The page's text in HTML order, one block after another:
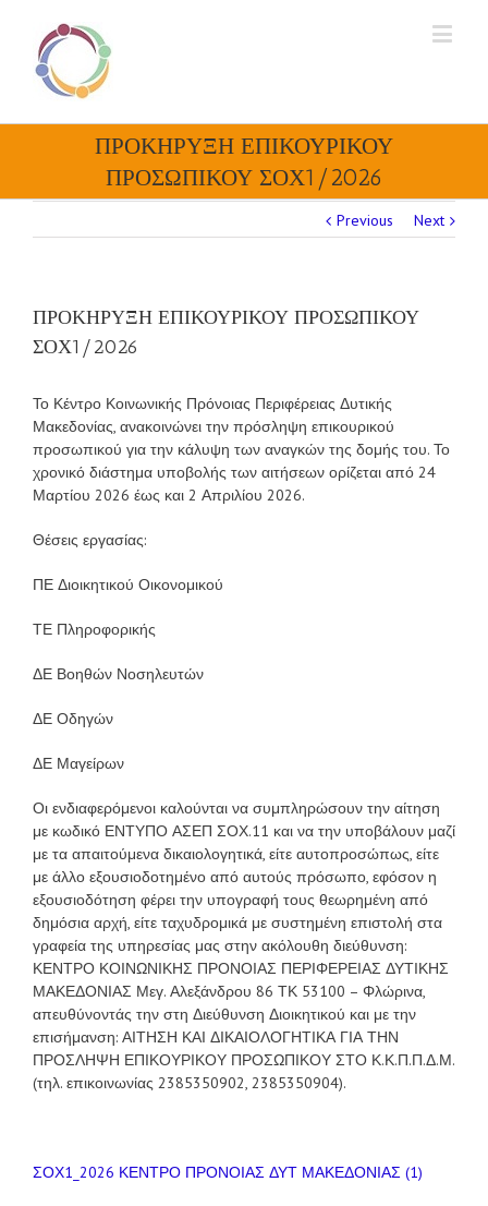
ΠΡΟΚΗΡΥΞΗ ΕΠΙΚΟΥΡΙΚΟΥ
ΠΡΟΣΩΠΙΚΟΥ ΣΟΧ1/2026
Previous Next
ΠΡΟΚΗΡΥΞΗ ΕΠΙΚΟΥΡΙΚΟΥ ΠΡΟΣΩΠΙΚΟΥ
ΣΟΧ1/2026
Το Κέντρο Κοινωνικής Πρόνοιας Περιφέρειας Δυτικής
Μακεδονίας, ανακοινώνει την πρόσληψη επικουρικού
προσωπικού για την κάλυψη των αναγκών της δομής του. Το
χρονικό διάστημα υποβολής των αιτήσεων ορίζεται από 24
Μαρτίου 2026 έως και 2 Απριλίου 2026.
Θέσεις εργασίας:
ΠΕ Διοικητικού Οικονομικού
ΤΕ Πληροφορικής
ΔΕ Βοηθών Νοσηλευτών
ΔΕ Οδηγών
ΔΕ Μαγείρων
Οι ενδιαφερόμενοι καλούνται να συμπληρώσουν την αίτηση
με κωδικό ΕΝΤΥΠΟ ΑΣΕΠ ΣΟΧ.11 και να την υποβάλουν μαζί
με τα απαιτούμενα δικαιολογητικά, είτε αυτοπροσώπως, είτε
με άλλο εξουσιοδοτημένο από αυτούς πρόσωπο, εφόσον η
εξουσιοδότηση φέρει την υπογραφή τους θεωρημένη από
δημόσια αρχή, είτε ταχυδρομικά με συστημένη επιστολή στα
γραφεία της υπηρεσίας μας στην ακόλουθη διεύθυνση:
ΚΕΝΤΡΟ ΚΟΙΝΩΝΙΚΗΣ ΠΡΟΝΟΙΑΣ ΠΕΡΙΦΕΡΕΙΑΣ ΔΥΤΙΚΗΣ
ΜΑΚΕΔΟΝΙΑΣ Μεγ. Αλεξάνδρου 86 ΤΚ 53100 – Φλώρινα,
απευθύνοντάς την στη Διεύθυνση Διοικητικού και με την
επισήμανση: ΑΙΤΗΣΗ ΚΑΙ ΔΙΚΑΙΟΛΟΓΗΤΙΚΑ ΓΙΑ ΤΗΝ
ΠΡΟΣΛΗΨΗ ΕΠΙΚΟΥΡΙΚΟΥ ΠΡΟΣΩΠΙΚΟΥ ΣΤΟ Κ.Κ.Π.Π.Δ.Μ.
(τηλ. επικοινωνίας 2385350902, 2385350904).
ΣΟΧ1_2026 ΚΕΝΤΡΟ ΠΡΟΝΟΙΑΣ ΔΥΤ ΜΑΚΕΔΟΝΙΑΣ (1)